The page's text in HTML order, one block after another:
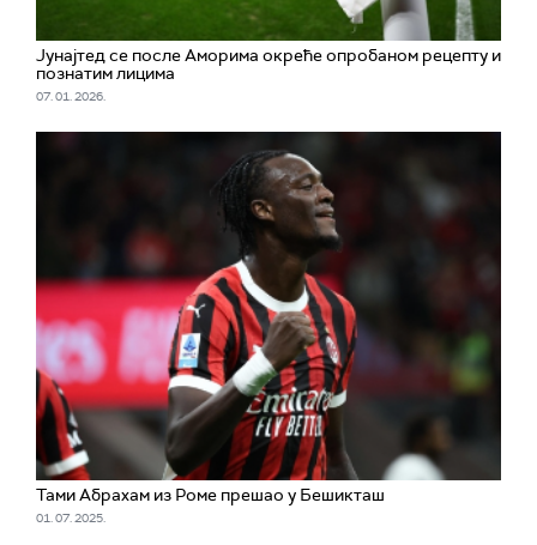
Јунајтед се после Аморима окреће опробаном рецепту и
познатим лицима
07. 01. 2026.
Тами Абрахам из Роме прешао у Бешикташ
01. 07. 2025.